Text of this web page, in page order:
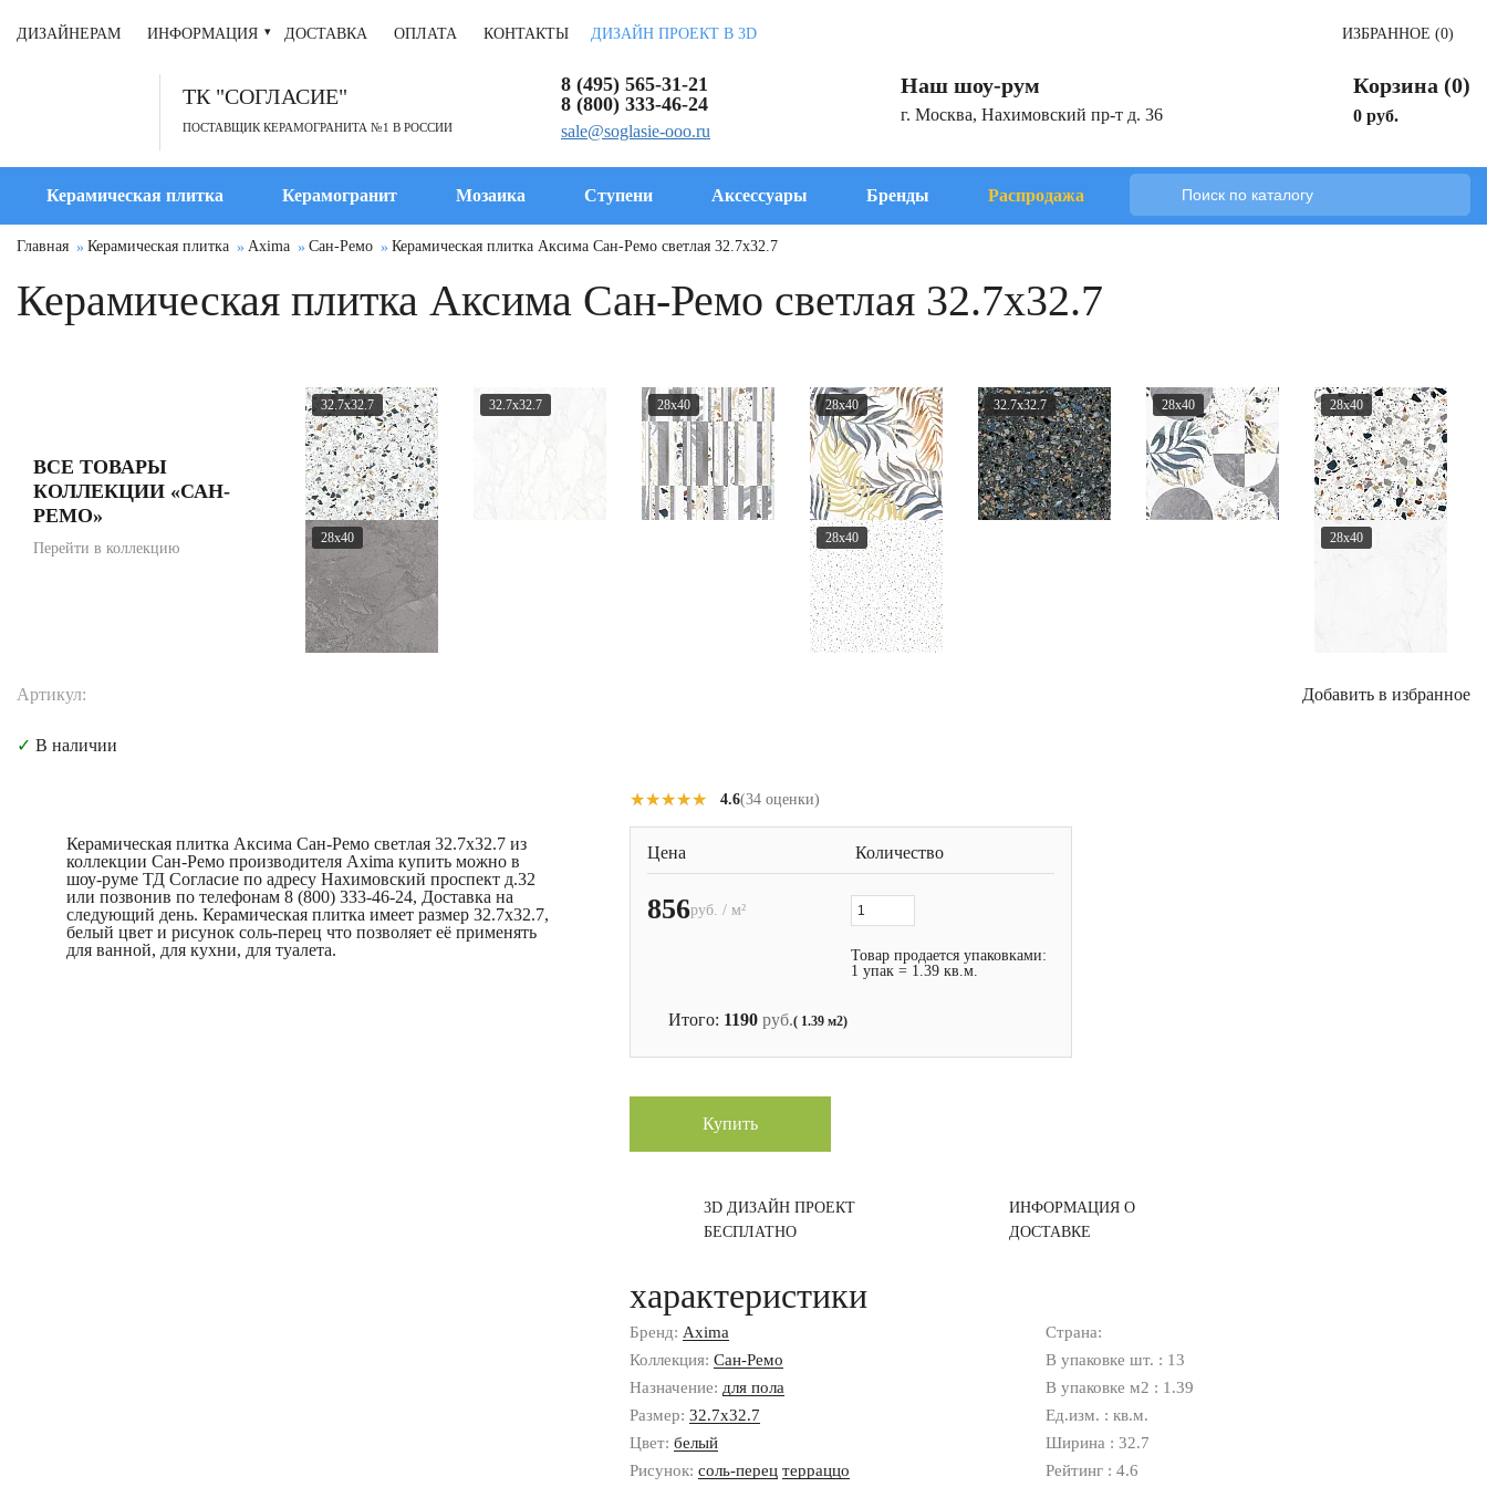
ДИЗАЙНЕРАМ ИНФОРМАЦИЯ ДОСТАВКА ОПЛАТА КОНТАКТЫ ДИЗАЙН ПРОЕКТ В 3D ИЗБРАННОЕ (0)
ТК "СОГЛАСИЕ"
ПОСТАВЩИК КЕРАМОГРАНИТА №1 В РОССИИ
8 (495) 565-31-21
8 (800) 333-46-24
sale@soglasie-ooo.ru
Наш шоу-рум
г. Москва, Нахимовский пр-т д. 36
Корзина (0)
0 руб.
Керамическая плитка Керамогранит Мозаика Ступени Аксессуары Бренды Распродажа
Главная Керамическая плитка Axima Сан-Ремо Керамическая плитка Аксима Сан-Ремо светлая 32.7x32.7
Керамическая плитка Аксима Сан-Ремо светлая 32.7x32.7
ВСЕ ТОВАРЫ
КОЛЛЕКЦИИ «САН-
РЕМО»
Перейти в коллекцию
32.7x32.7 32.7x32.7 28x40 28x40 32.7x32.7 28x40 28x40
28x40 28x40 28x40
Артикул: Добавить в избранное
✓ В наличии
Керамическая плитка Аксима Сан-Ремо светлая 32.7x32.7 из
коллекции Сан-Ремо производителя Axima купить можно в
шоу-руме ТД Согласие по адресу Нахимовский проспект д.32
или позвонив по телефонам 8 (800) 333-46-24, Доставка на
следующий день. Керамическая плитка имеет размер 32.7x32.7,
белый цвет и рисунок соль-перец что позволяет её применять
для ванной, для кухни, для туалета.
★★★★★
★★★★★ 4.6(34 оценки)
Цена Количество
856руб. / м²
Товар продается упаковками:
1 упак = 1.39 кв.м.
Итого: 1190 руб.( 1.39 м2)
Купить
3D ДИЗАЙН ПРОЕКТ
БЕСПЛАТНО
ИНФОРМАЦИЯ О
ДОСТАВКЕ
характеристики
Бренд: Axima
Коллекция: Сан-Ремо
Назначение: для пола
Размер: 32.7x32.7
Цвет: белый
Рисунок: соль-перец терраццо
Страна:
В упаковке шт. : 13
В упаковке м2 : 1.39
Ед.изм. : кв.м.
Ширина : 32.7
Рейтинг : 4.6